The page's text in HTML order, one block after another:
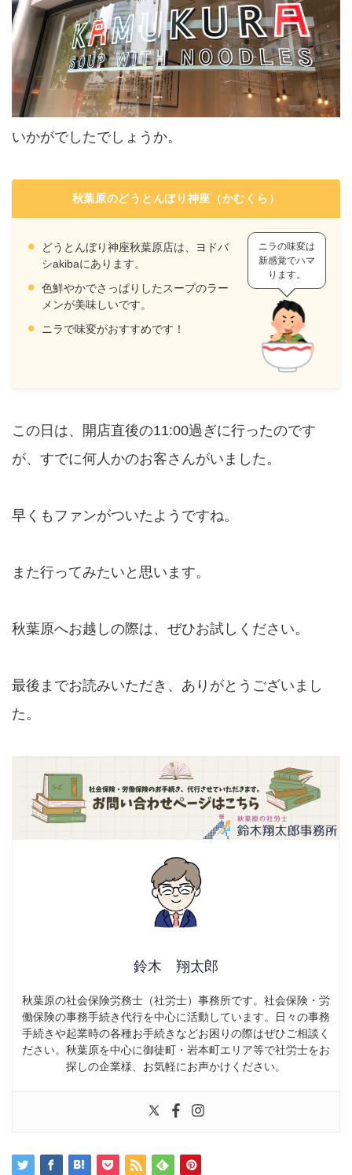
いかがでしたでしょうか。
秋葉原のどうとんぼり神座（かむくら）
どうとんぼり神座秋葉原店は、ヨドバ
シakibaにあります。
色鮮やかでさっぱりしたスープのラー
メンが美味しいです。
ニラで味変がおすすめです！
ニラの味変は
新感覚でハマ
ります。
この日は、開店直後の11:00過ぎに行ったのです
が、すでに何人かのお客さんがいました。
早くもファンがついたようですね。
また行ってみたいと思います。
秋葉原へお越しの際は、ぜひお試しください。
最後までお読みいただき、ありがとうございまし
た。
鈴木 翔太郎
秋葉原の社会保険労務士（社労士）事務所です。社会保険・労
働保険の事務手続き代行を中心に活動しています。日々の事務
手続きや起業時の各種お手続きなどお困りの際はぜひご相談く
ださい。秋葉原を中心に御徒町・岩本町エリア等で社労士をお
探しの企業様、お気軽にお声かけください。